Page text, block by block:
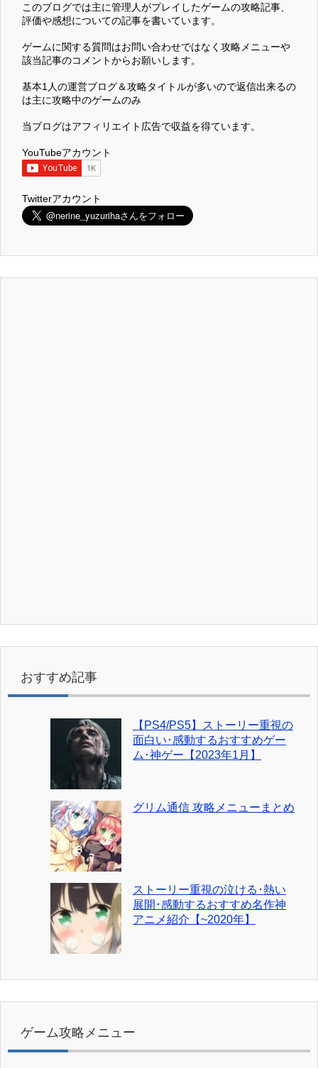
このブログでは主に管理人がプレイしたゲームの攻略記事、
評価や感想についての記事を書いています。
ゲームに関する質問はお問い合わせではなく攻略メニューや
該当記事のコメントからお願いします。
基本1人の運営ブログ＆攻略タイトルが多いので返信出来るの
は主に攻略中のゲームのみ
当ブログはアフィリエイト広告で収益を得ています。
YouTubeアカウント
Twitterアカウント
おすすめ記事
【PS4/PS5】ストーリー重視の
面白い･感動するおすすめゲー
ム･神ゲー【2023年1月】
グリム通信 攻略メニューまとめ
ストーリー重視の泣ける･熱い
展開･感動するおすすめ名作神
アニメ紹介【~2020年】
ゲーム攻略メニュー